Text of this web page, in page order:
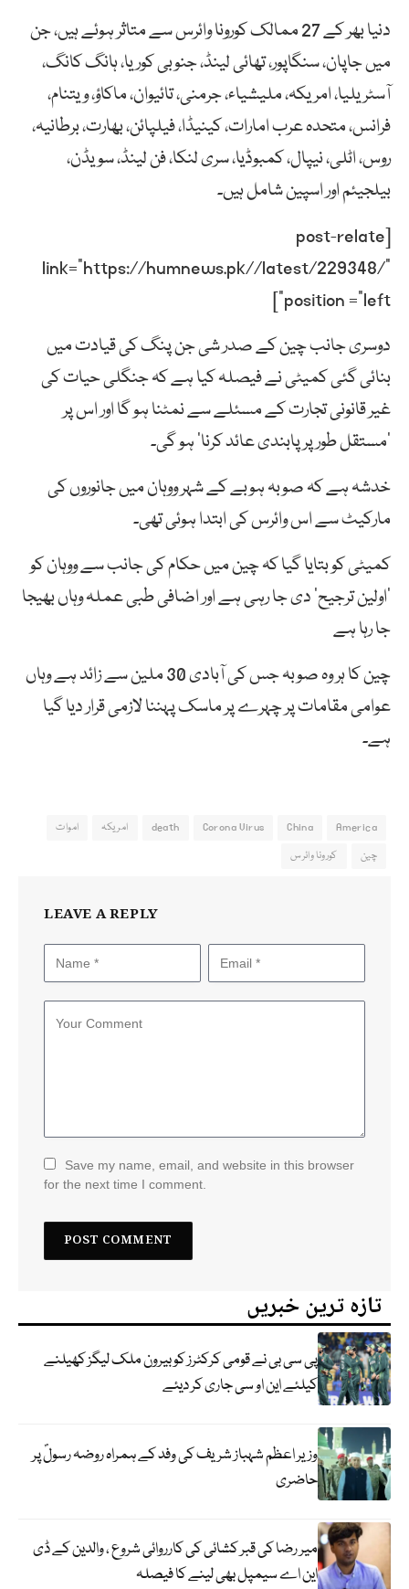
دنیا بھر کے 27 ممالک کورونا وائرس سے متاثر ہوئے ہیں، جن
میں جاپان، سنگاپور، تھائی لینڈ، جنوبی کوریا، ہانگ کانگ،
آسٹریلیا، امریکہ، ملیشیاء، جرمنی، تائیوان، ماکاؤ، ویتنام،
فرانس، متحدہ عرب امارات، کینیڈا، فیلپائن، بھارت، برطانیہ،
روس، اٹلی، نیپال، کمبوڈیا، سری لنکا، فن لینڈ، سویڈن،
بیلجیئم اور اسپین شامل ہیں۔
[post-relate
link=”https://humnews.pk//latest/229348/”
position =”left”]
دوسری جانب چین کے صدر شی جن پنگ کی قیادت میں
بنائی گئی کمیٹی نے فیصلہ کیا ہے کہ جنگلی حیات کی
غیر قانونی تجارت کے مسئلے سے نمٹنا ہو گا اور اس پر
’مستقل طور پر پابندی عائد کرنا‘ ہو گی۔
خدشہ ہے کہ صوبہ ہوبے کے شہر ووہان میں جانوروں کی
مارکیٹ سے اس وائرس کی ابتدا ہوئی تھی۔
کمیٹی کو بتایا گیا کہ چین میں حکام کی جانب سے ووہان کو
‘اولین ترجیح’ دی جا رہی ہے اور اضافی طبی عملہ وہاں بھیجا
جا رہا ہے
چین کا ہر وہ صوبہ جس کی آبادی 30 ملین سے زائد ہے وہاں
عوامی مقامات پر چہرے پر ماسک پہننا لازمی قرار دیا گیا
ہے۔
America
China
Corona Virus
death امریکہ
اموات
چین
کورونا وائرس
LEAVE A REPLY
Save my name, email, and website in this browser
for the next time I comment.
تازہ ترین خبریں
پی سی بی نے قومی کرکٹرز کو بیرون ملک لیگز کھیلنے
کیلئے این او سی جاری کر دیئے
وزیر اعظم شہباز شریف کی وفد کے ہمراہ روضہ رسولؐ پر
حاضری
میر رضا کی قبر کشائی کی کارروائی شروع ، والدین کے ڈی
این اے سیمپل بھی لینے کا فیصلہ